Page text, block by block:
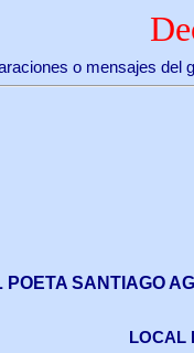
o mensajes del
SANTIAGO
LOCAL